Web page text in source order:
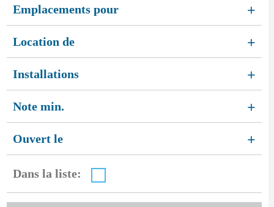
Emplacements pour +
Location de +
Installations +
Note min. +
Ouvert le +
Dans la liste: